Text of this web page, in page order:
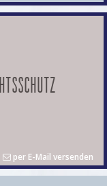
per E-Mail versenden